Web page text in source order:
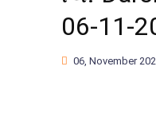
06-11-
06, November